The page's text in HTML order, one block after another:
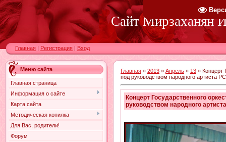
Сайт Мирзаханян
Главная | Регистрация | Вход
Меню сайта
Главная страница
Информация о сайте
Карта сайта
Методическая копилка
Для Вас, родители!
Форум
Главная » 2013 » Апрель » 13 » Концерт
под руководством народного артиста
Концерт Государственного
руководством народного